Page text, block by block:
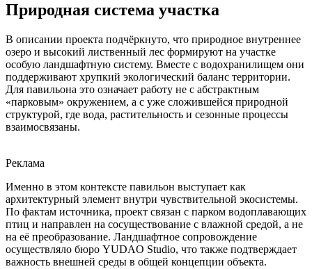
Природная система участка
В описании проекта подчёркнуто, что природное внутреннее
озеро и высокий лиственный лес формируют на участке
особую ландшафтную систему. Вместе с водохранилищем они
поддерживают хрупкий экологический баланс территории.
Для павильона это означает работу не с абстрактным
«парковым» окружением, а с уже сложившейся природной
структурой, где вода, растительность и сезонные процессы
взаимосвязаны.
Реклама
Именно в этом контексте павильон выступает как
архитектурный элемент внутри чувствительной экосистемы.
По фактам источника, проект связан с парком водоплавающих
птиц и направлен на сосуществование с влажной средой, а не
на её преобразование. Ландшафтное сопровождение
осуществляло бюро YUDAO Studio, что также подтверждает
важность внешней среды в общей концепции объекта.